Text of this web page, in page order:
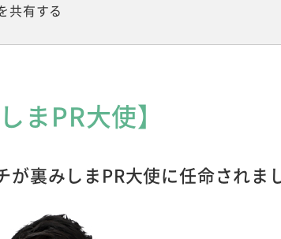
共有する
まPR大使】
が裏みしまPR大使に任命されま